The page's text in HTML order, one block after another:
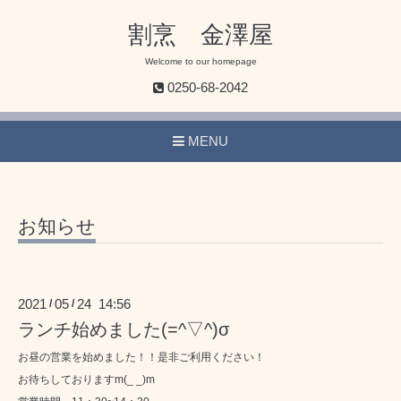
割烹 金澤屋
Welcome to our homepage
0250-68-2042
MENU
お知らせ
2021 /05 / 24 14:56
ランチ始めました(=^▽^)σ
お昼の営業を始めました！！是非ご利用ください！
お待ちしておりますm(_ _)m